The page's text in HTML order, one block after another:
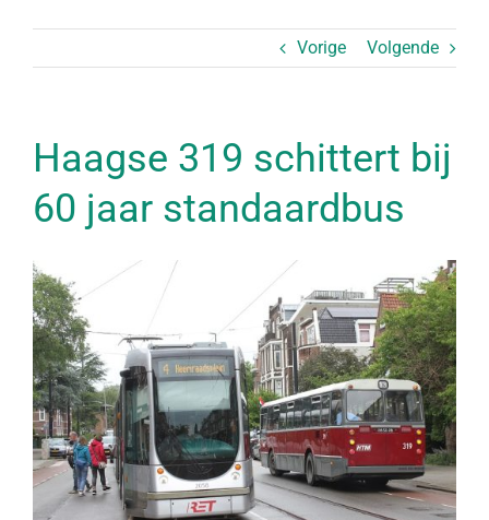
Vorige Volgende
Haagse 319 schittert bij
60 jaar standaardbus